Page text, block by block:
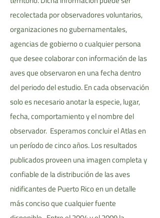
recolectada por observadores voluntarios,
organizaciones no gubernamentales,
agencias de gobierno o cualquier persona
que desee colaborar con información de las
aves que observaron en una fecha dentro
del periodo del estudio. En cada observación
solo es necesario anotar la especie, lugar,
fecha, comportamiento y el nombre del
observador. Esperamos concluir el Atlas en
un período de cinco años. Los resultados
publicados proveen una imagen completa y
confiable de la distribución de las aves
nidificantes de Puerto Rico en un detalle
más conciso que cualquier fuente